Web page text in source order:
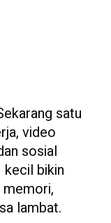
satu
video
sosial
kecil bikin
memori,
lambat.